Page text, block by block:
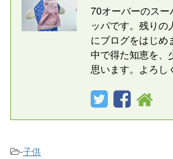
70オーバーのス
ッパです。残りの
にブログをはじめ
中で得た知恵を、
思います。よろし
-子供